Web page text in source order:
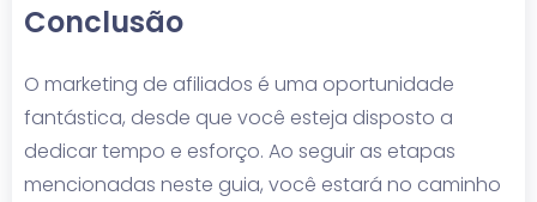
Conclusão
O marketing de afiliados é uma oportunidade
fantástica, desde que você esteja disposto a
dedicar tempo e esforço. Ao seguir as etapas
mencionadas neste guia, você estará no caminho